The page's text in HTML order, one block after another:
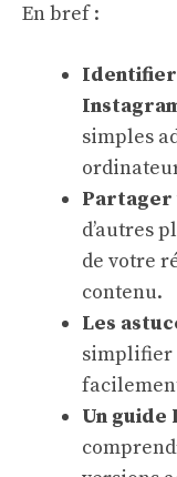
En bref :
simples
d’autres
de votre
contenu.
Les
simplifier
Un guide